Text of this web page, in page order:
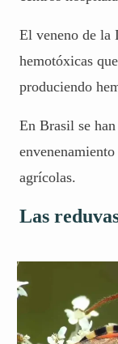
El veneno de la
hemotóxicas
produciendo
En Brasil se
agrícolas.
Las